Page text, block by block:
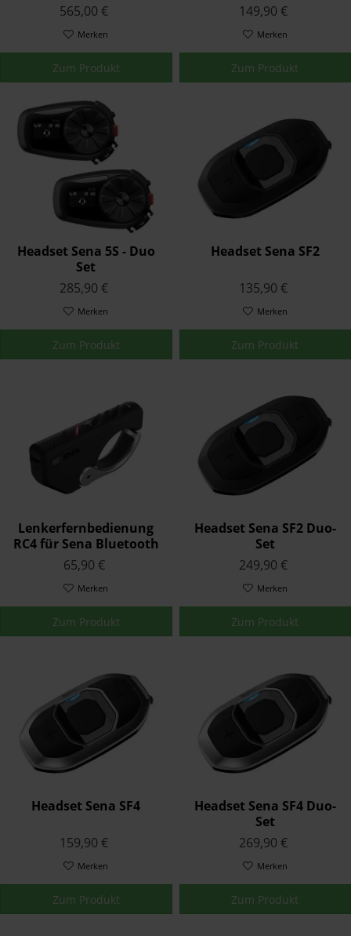
565,00 €
Merken
Zum Produkt
149,90 €
Merken
Zum Produkt
Headset Sena 5S - Duo
Set
285,90 €
Merken
Zum Produkt
Headset Sena SF2
135,90 €
Merken
Zum Produkt
Lenkerfernbedienung
RC4 für Sena Bluetooth
Kommunikationssysteme
65,90 €
Merken
Zum Produkt
Headset Sena SF2 Duo-
Set
249,90 €
Merken
Zum Produkt
Headset Sena SF4
159,90 €
Merken
Zum Produkt
Headset Sena SF4 Duo-
Set
269,90 €
Merken
Zum Produkt